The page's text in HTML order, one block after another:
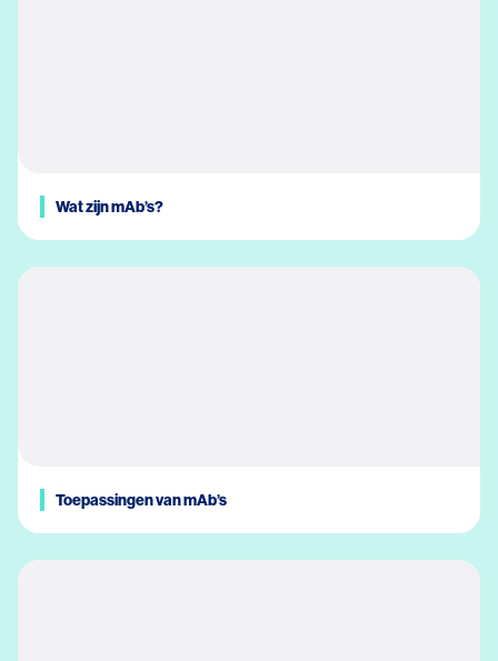
Wat zijn mAb’s?
Toepassingen van mAb’s